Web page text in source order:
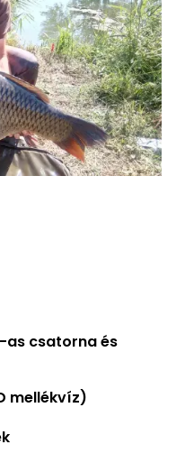
as csatorna és
mellékvíz)